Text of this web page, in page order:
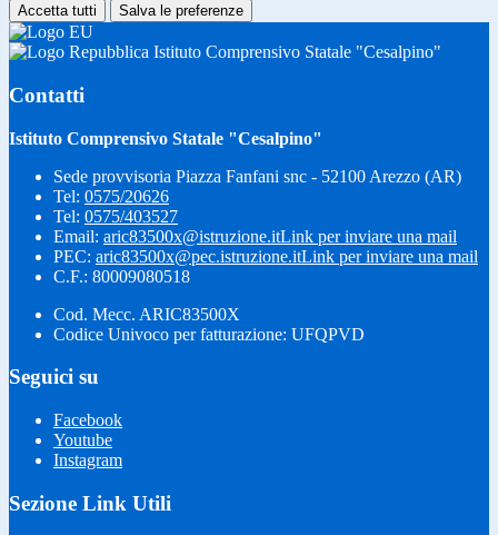
Accetta tutti Salva le preferenze
Istituto Comprensivo Statale "Cesalpino"
Contatti
Istituto Comprensivo Statale "Cesalpino"
Sede provvisoria Piazza Fanfani snc - 52100 Arezzo (AR)
Tel: 0575/20626
Tel: 0575/403527
Email: aric83500x@istruzione.itLink per inviare una mail
PEC: aric83500x@pec.istruzione.itLink per inviare una mail
C.F.: 80009080518
Cod. Mecc. ARIC83500X
Codice Univoco per fatturazione: UFQPVD
Seguici su
Facebook
Youtube
Instagram
Sezione Link Utili